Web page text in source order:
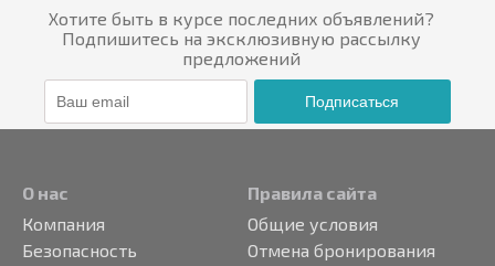
Хотите быть в курсе последних объявлений?
Подпишитесь на эксклюзивную рассылку
предложений
Подписаться
О нас
Компания
Безопасность
Правила сайта
Общие условия
Отмена бронирования